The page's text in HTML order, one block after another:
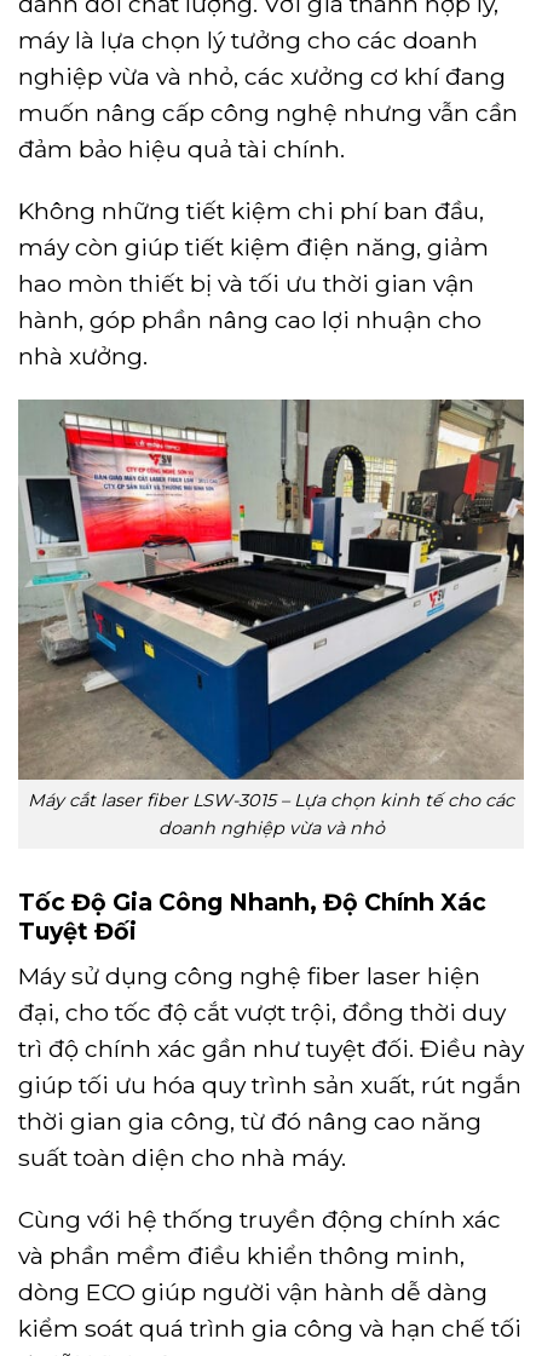
máy là lựa chọn lý tưởng cho các doanh
nghiệp vừa và nhỏ, các xưởng cơ khí đang
muốn nâng cấp công nghệ nhưng vẫn cần
đảm bảo hiệu quả tài chính.
Không những tiết kiệm chi phí ban đầu,
máy còn giúp tiết kiệm điện năng, giảm
hao mòn thiết bị và tối ưu thời gian vận
hành, góp phần nâng cao lợi nhuận cho
nhà xưởng.
Máy cắt laser fiber LSW-3015 – Lựa chọn kinh tế cho các
doanh nghiệp vừa và nhỏ
Tốc Độ Gia Công Nhanh, Độ Chính Xác
Tuyệt Đối
Máy sử dụng công nghệ fiber laser hiện
đại, cho tốc độ cắt vượt trội, đồng thời duy
trì độ chính xác gần như tuyệt đối. Điều này
giúp tối ưu hóa quy trình sản xuất, rút ngắn
thời gian gia công, từ đó nâng cao năng
suất toàn diện cho nhà máy.
Cùng với hệ thống truyền động chính xác
và phần mềm điều khiển thông minh,
dòng ECO giúp người vận hành dễ dàng
kiểm soát quá trình gia công và hạn chế tối